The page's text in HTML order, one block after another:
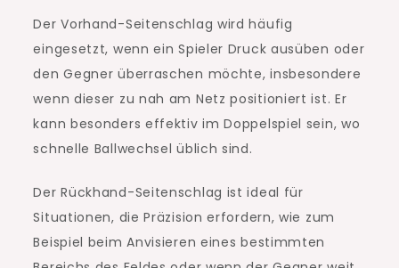
Der Vorhand-Seitenschlag wird häufig
eingesetzt, wenn ein Spieler Druck ausüben oder
den Gegner überraschen möchte, insbesondere
wenn dieser zu nah am Netz positioniert ist. Er
kann besonders effektiv im Doppelspiel sein, wo
schnelle Ballwechsel üblich sind.
Der Rückhand-Seitenschlag ist ideal für
Situationen, die Präzision erfordern, wie zum
Beispiel beim Anvisieren eines bestimmten